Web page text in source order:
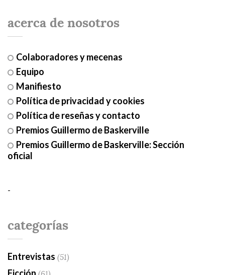
acerca de nosotros
Colaboradores y mecenas
Equipo
Manifiesto
Política de privacidad y cookies
Política de reseñas y contacto
Premios Guillermo de Baskerville
Premios Guillermo de Baskerville: Sección
oficial
-
categorías
Entrevistas (51)
Ficción